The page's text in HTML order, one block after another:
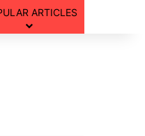
ARTICLES